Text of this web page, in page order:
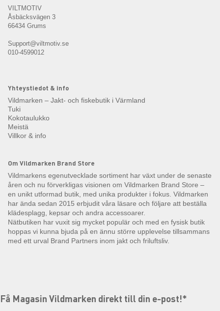
VILTMOTIV
Åsbäcksvägen 3
66434 Grums
Support@viltmotiv.se
010-4599012
Yhteystiedot & info
Vildmarken – Jakt- och fiskebutik i Värmland
Tuki
Kokotaulukko
Meistä
Villkor & info
Om Vildmarken Brand Store
Vildmarkens egenutvecklade sortiment har växt under de senaste
åren och nu förverkligas visionen om Vildmarken Brand Store –
en unikt utformad butik, med unika produkter i fokus. Vildmarken
har ända sedan 2015 erbjudit våra läsare och följare att beställa
klädesplagg, kepsar och andra accessoarer.
Nätbutiken har vuxit sig mycket populär och med en fysisk butik
hoppas vi kunna bjuda på en ännu större upplevelse tillsammans
med ett urval Brand Partners inom jakt och friluftsliv.
Få Magasin Vildmarken direkt till din e-post!*